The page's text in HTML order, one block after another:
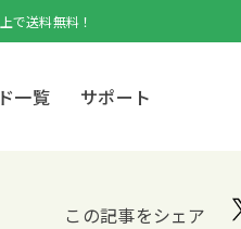
で送料無料！
一覧 サポート
この記事をシェア